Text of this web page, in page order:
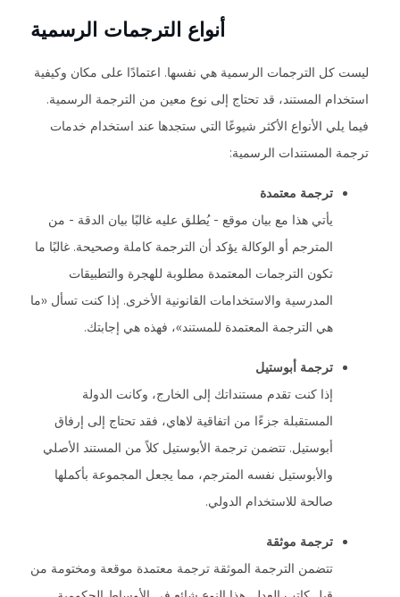
أنواع الترجمات الرسمية
ليست كل الترجمات الرسمية هي نفسها. اعتمادًا على مكان وكيفية
استخدام المستند، قد تحتاج إلى نوع معين من الترجمة الرسمية.
فيما يلي الأنواع الأكثر شيوعًا التي ستجدها عند استخدام خدمات
ترجمة المستندات الرسمية:
ترجمة معتمدة
يأتي هذا مع بيان موقع - يُطلق عليه غالبًا بيان الدقة - من
المترجم أو الوكالة يؤكد أن الترجمة كاملة وصحيحة. غالبًا ما
تكون الترجمات المعتمدة مطلوبة للهجرة والتطبيقات
المدرسية والاستخدامات القانونية الأخرى. إذا كنت تسأل «ما
هي الترجمة المعتمدة للمستند»، فهذه هي إجابتك.
ترجمة أبوستيل
إذا كنت تقدم مستنداتك إلى الخارج، وكانت الدولة
المستقبلة جزءًا من اتفاقية لاهاي، فقد تحتاج إلى إرفاق
أبوستيل. تتضمن ترجمة الأبوستيل كلاً من المستند الأصلي
والأبوستيل نفسه المترجم، مما يجعل المجموعة بأكملها
صالحة للاستخدام الدولي.
ترجمة موثقة
تتضمن الترجمة الموثقة ترجمة معتمدة موقعة ومختومة من